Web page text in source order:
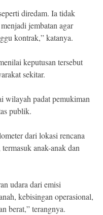
diredam. Ia tidak
jembatan agar
kontrak,” katanya.
keputusan tersebut
sekitar.
wilayah padat pemukiman
publik.
dari lokasi rencana
anak-anak dan
udara dari emisi
kebisingan operasional,
berat,” terangnya.